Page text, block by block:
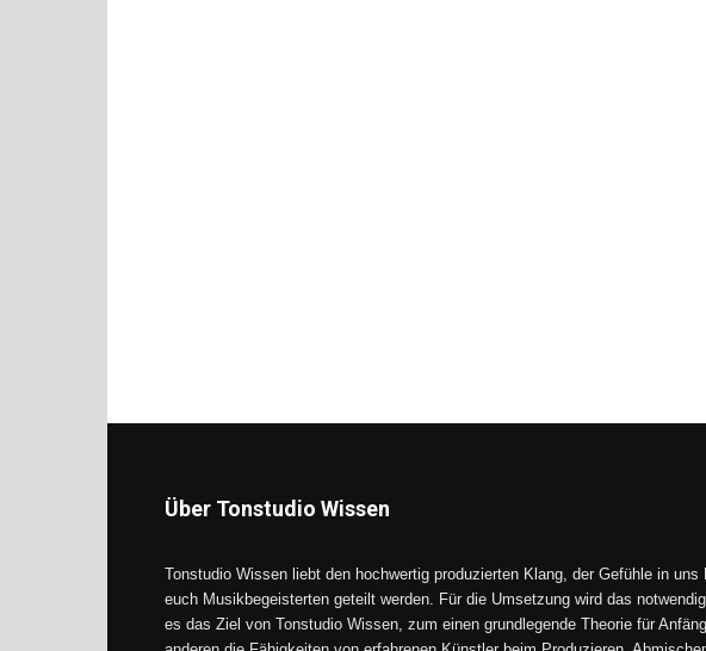
Über Tonstudio Wissen
Tonstudio Wissen liebt den hochwertig produzierten Klang, der Gefühle in
euch Musikbegeisterten geteilt werden. Für die Umsetzung wird das
es das Ziel von Tonstudio Wissen, zum einen grundlegende Theorie für